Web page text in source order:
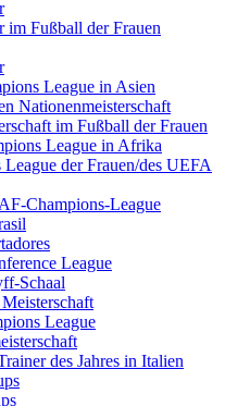
im Fußball der Frauen
League in Asien
Nationenmeisterschaft
im Fußball der Frauen
League in Afrika
der Frauen/des UEFA
Champions-League
League
Schaal
League
des Jahres in Italien